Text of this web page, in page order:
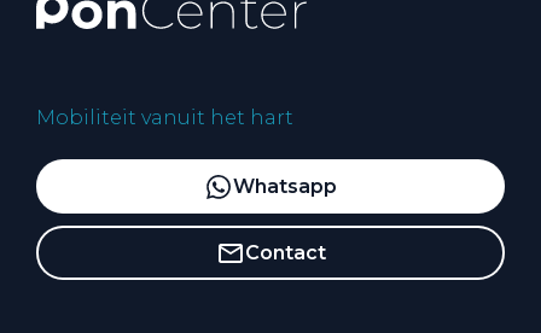
Mobiliteit vanuit het hart
Whatsapp
Contact